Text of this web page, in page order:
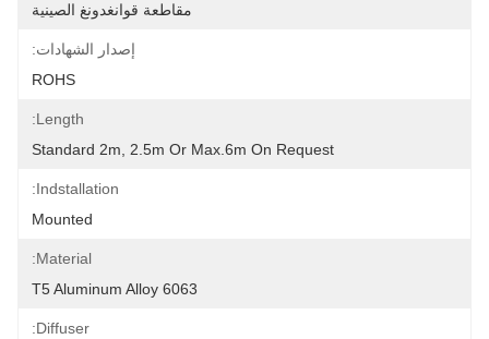
مقاطعة قوانغدونغ الصينية
إصدار الشهادات:
ROHS
Length:
Standard 2m, 2.5m Or Max.6m On Request
Indstallation:
Mounted
Material:
6063 T5 Aluminum Alloy
Diffuser: